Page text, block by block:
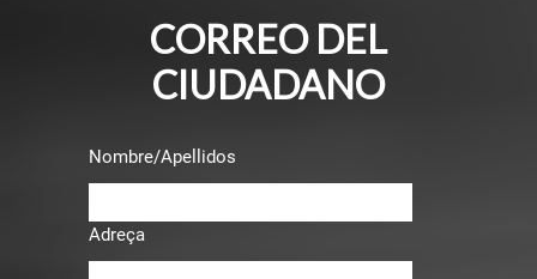
CORREO DEL
CIUDADANO
Nombre/Apellidos
Adreça